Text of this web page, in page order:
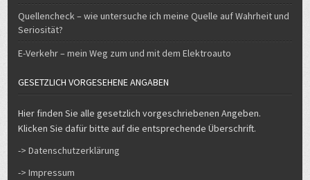
Quellencheck – wie untersuche ich meine Quelle auf Wahrheit und
Seriosität?
E-Verkehr – mein Weg zum und mit dem Elektroauto
GESETZLICH VORGESEHENE ANGABEN
Hier finden Sie alle gesetzlich vorgeschriebenen Angeben.
Klicken Sie dafür bitte auf die entsprechende Überschrift.
-> Datenschutzerklärung
-> Impressum